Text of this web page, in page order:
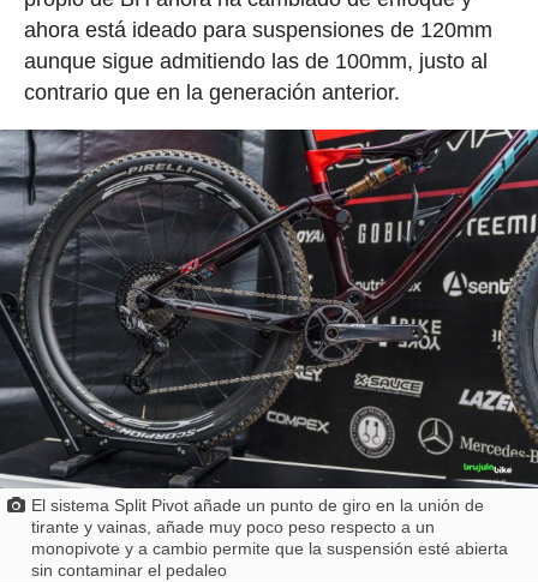
ahora está ideado para suspensiones de 120mm
aunque sigue admitiendo las de 100mm, justo al
contrario que en la generación anterior.
El sistema Split Pivot añade un punto de giro en la unión de
tirante y vainas, añade muy poco peso respecto a un
monopivote y a cambio permite que la suspensión esté abierta
sin contaminar el pedaleo